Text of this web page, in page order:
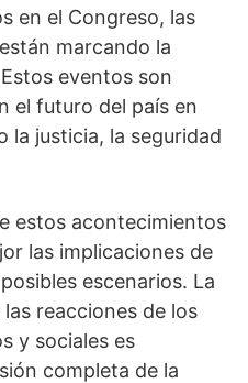
en el Congreso, las
marcando la
eventos son
el futuro del país en
la justicia, la seguridad
estos acontecimientos
las implicaciones de
escenarios. La
reacciones de los
y sociales es
completa de la